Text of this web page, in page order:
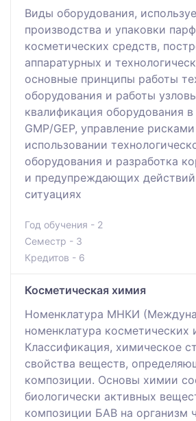
Виды оборудования,
производства и упаковки
косметических средств,
аппаратурных и
основные принципы работы
оборудования и работы
квалификация оборудования
GMP/GEP, управление
использовании
оборудования и разработка
и предупреждающих
ситуациях
Год обучения - 2
Семестр - 3
Кредитов - 6
Косметическая химия
Номенклатура МНКИ
номенклатура косметических
Классификация, химическое
свойства веществ,
композиции. Основы химии
биологически активных
композиции БАВ на организм